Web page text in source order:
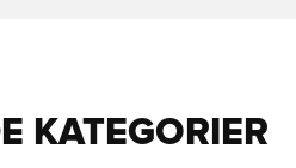
KATEGORIER